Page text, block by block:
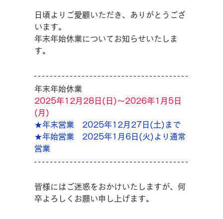
日頃よりご愛顧いただき、ありがとうござ
います。
年末年始休業についてお知らせいたしま
す。
年末年始休業
2025年12月28日(日)～2026年1月5日
(月)
★年末営業　2025年12月27日(土)まで
★年始営業　2025年1月6日(火)より通常
営業
皆様にはご迷惑をおかけいたしますが、何
卒よろしくお願い申し上げます。